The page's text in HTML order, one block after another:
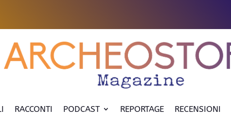
RACCONTI PODCAST REPORTAGE RECENSIONI